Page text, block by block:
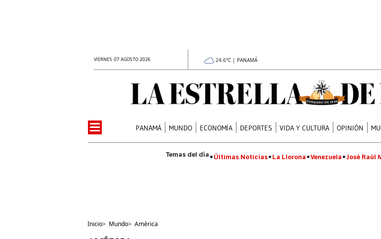
VIERNES 07 AGOSTO 2026 24.6°C | PANAMÁ
PANAMÁ MUNDO ECONOMÍA DEPORTES VIDA Y CULTURA OPINIÓN
Últimas Noticias La Llorona Venezuela José Raúl
Inicio> Mundo> América